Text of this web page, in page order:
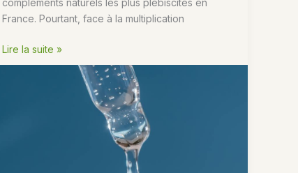
compléments naturels les plus plébiscités en
France. Pourtant, face à la multiplication
Tout
savoir
Lire la suite »